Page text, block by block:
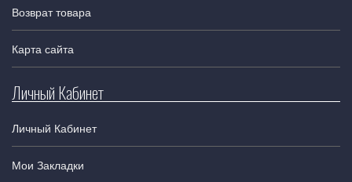
Возврат товара
Карта сайта
Личный Кабинет
Личный Кабинет
Мои Закладки